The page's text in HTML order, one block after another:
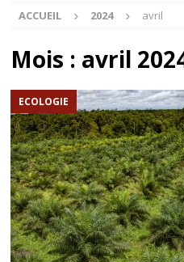
[ 18 juillet 2026 ]
avant les élections
goût… et une
[ 17 juillet 2026 ]
[ 14 juin 2020 ]
* LA UNE
ACCUEIL 2024 avril
Mois : avril
ECOLOGIE